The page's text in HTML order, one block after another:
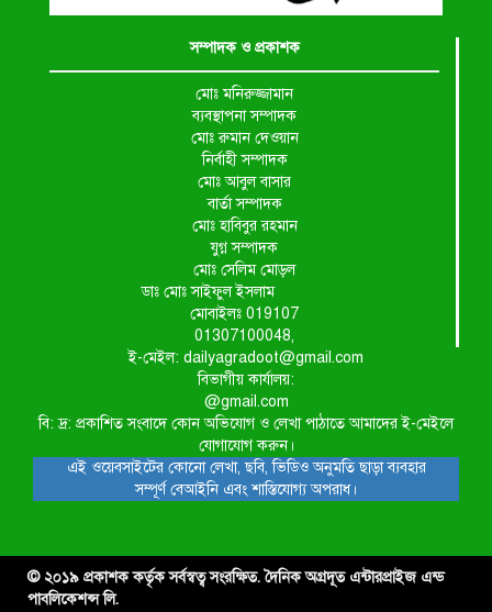
সম্পাদক ও প্রকাশক
মোঃ মনিরুজ্জামান
ব্যবস্থাপনা সম্পাদক
মোঃ রুমান দেওয়ান
নির্বাহী সম্পাদক
মোঃ আবুল বাসার
বার্তা সম্পাদক
মোঃ হাবিবুর রহমান
যুগ্ন সম্পাদক
মোঃ সেলিম মোড়ল
ডাঃ মোঃ সাইফুল ইসলাম
মোবাইলঃ 019107
01307100048,
ই-মেইল: dailyagradoot@gmail.com
বিভাগীয় কার্যালয়:
@gmail.com
বি: দ্র: প্রকাশিত সংবাদে কোন অভিযোগ ও লেখা পাঠাতে আমাদের ই-মেইলে
যোগাযোগ করুন।
এই ওয়েবসাইটের কোনো লেখা, ছবি, ভিডিও অনুমতি ছাড়া ব্যবহার
সম্পূর্ণ বেআইনি এবং শাস্তিযোগ্য অপরাধ।
© ২০১৯ প্রকাশক কর্তৃক সর্বস্বত্ব সংরক্ষিত. দৈনিক অগ্রদূত এন্টারপ্রাইজ এন্ড
পাবলিকেশন্স লি.